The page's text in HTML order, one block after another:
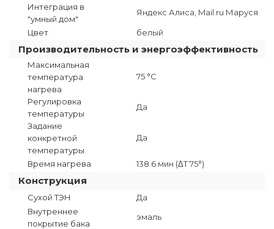
Интеграция в
"умный дом"
Яндекс Алиса, Mail.ru Маруся
Цвет белый
Производительность и энергоэффективность
Максимальная
температура
нагрева
75 °C
Регулировка
температуры
Да
Задание
конкретной
температуры
Да
Время нагрева 138.6 мин (ΔT 75°)
Конструкция
Сухой ТЭН
Да
Внутреннее
покрытие бака
эмаль